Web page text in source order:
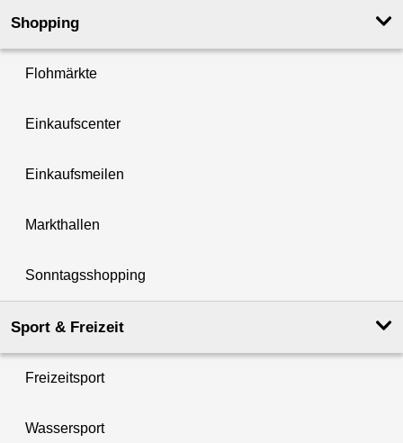
Shopping
Flohmärkte
Einkaufscenter
Einkaufsmeilen
Markthallen
Sonntagsshopping
Sport & Freizeit
Freizeitsport
Wassersport